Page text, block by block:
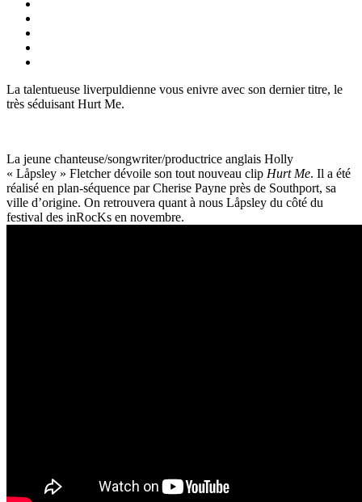
La talentueuse liverpuldienne vous enivre avec son dernier titre, le
très séduisant Hurt Me.
La jeune chanteuse/songwriter/productrice anglais Holly
« Låpsley » Fletcher dévoile son tout nouveau clip Hurt Me. Il a été
réalisé en plan-séquence par Cherise Payne près de Southport, sa
ville d’origine. On retrouvera quant à nous Låpsley du côté du
festival des inRocKs en novembre.